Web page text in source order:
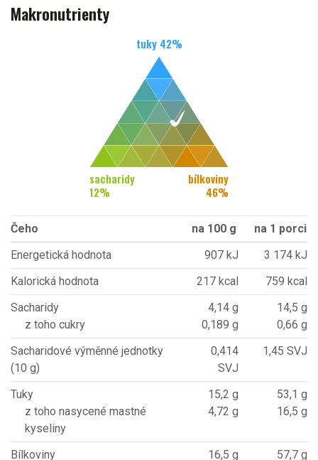
Makronutrienty
tuky 42%
sacharidy
12%
bílkoviny
46%
Čeho na 100 g
na 1 porci
Energetická hodnota
907 kJ
3 174 kJ
Kalorická hodnota
217 kcal
759 kcal
Sacharidy
z toho cukry
4,14 g
0,189 g
14,5 g
0,66 g
Sacharidové výměnné jednotky
(10 g)
0,414
SVJ
1,45 SVJ
Tuky
z toho nasycené mastné
kyseliny
15,2 g
4,72 g
53,1 g
16,5 g
Bílkoviny 16,5 g 57,7 g